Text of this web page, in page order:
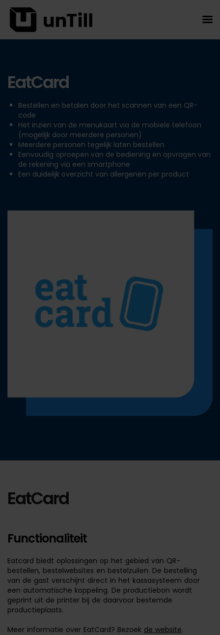
EatCard
Bestellen en betalen door het scannen van een QR-
code
Het inzien van de menukaart via de mobiele telefoon
(mogelijk door meerdere personen)
Meerdere personen tegelijk laten bestellen
Eenvoudig oproepen van de bediening en opvragen van
de rekening via een smartphone
Een duidelijk overzicht van allergenen per product
EatCard
Functionaliteit
Eatcard biedt oplossingen op het gebied van QR-
bestellen, bestelwebsites en bestelzuilen. De bestelling
van de gast verschijnt direct in het kassasysteem door
een automatische koppeling. De productiebon wordt
geprint uit de printer bij de daarvoor bestemde
productieplaats.
Meer informatie over EatCard? Bezoek de website.